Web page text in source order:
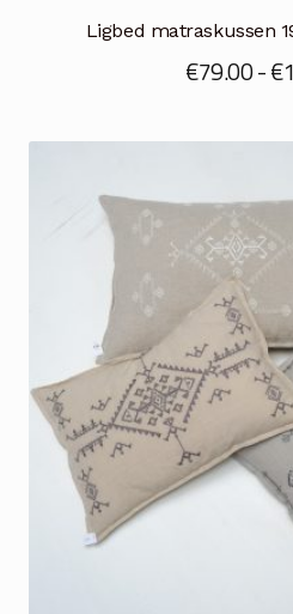
Ligbed matraskussen
€79.00-€